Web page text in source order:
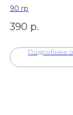
90 гр
390 р.
Подробнее